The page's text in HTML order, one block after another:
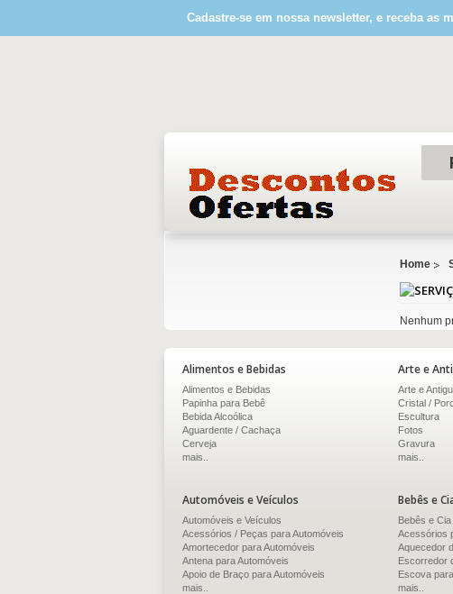
Cadastre-se em nossa newsletter, e receba as
Home
Nenhum
Alimentos e Bebidas
Alimentos e Bebidas
Papinha para Bebê
Bebida Alcoólica
Aguardente / Cachaça
Cerveja
mais..
Arte e
Arte e
Cristal /
Escultura
Fotos
Gravura
mais..
Automóveis e Veículos
Automóveis e Veículos
Acessórios / Peças para Automóveis
Amortecedor para Automóveis
Antena para Automóveis
Apoio de Braço para Automóveis
mais..
Bebês e
Bebês e Cia
Acessórios
Aquecedor
Escorredor
Escova
mais..